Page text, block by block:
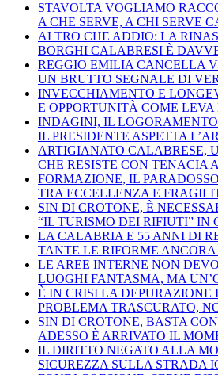
STAVOLTA VOGLIAMO
A CHE SERVE, A CHI SERVE
ALTRO CHE ADDIO: LA
BORGHI CALABRESI È
REGGIO EMILIA CANCELLA
UN BRUTTO SEGNALE DI
INVECCHIAMENTO E
E OPPORTUNITÀ COME LEVA
INDAGINI, IL
IL PRESIDENTE ASPETTA
ARTIGIANATO CALABRESE,
CHE RESISTE CON TENACIA
FORMAZIONE, IL
TRA ECCELLENZA E
SIN DI CROTONE, È
“IL TURISMO DEI RIFIUTI” IN
LA CALABRIA E 55 ANNI DI
TANTE LE RIFORME
LE AREE INTERNE NON
LUOGHI FANTASMA, MA
È IN CRISI LA DEPURAZIONE
PROBLEMA TRASCURATO,
SIN DI CROTONE, BASTA
ADESSO È ARRIVATO IL
IL DIRITTO NEGATO ALLA
SICUREZZA SULLA STRADA